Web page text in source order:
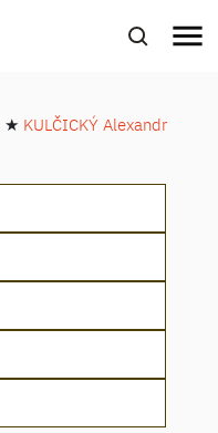
menu
★ KULČICKÝ Alexandr